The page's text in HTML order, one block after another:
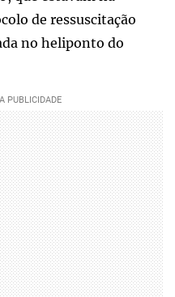
de ressuscitação
no heliponto do